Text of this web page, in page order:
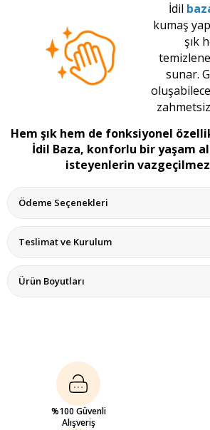
İdil
kumaş
şık
sunar.
Hem şık hem de fonksiyonel
İdil Baza, konforlu bir yaşam
isteyenlerin
Ödeme Seçenekleri
Teslimat ve Kurulum
Ürün Boyutları
%100 Güvenli
Alışveriş